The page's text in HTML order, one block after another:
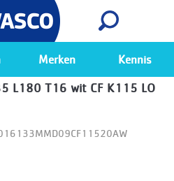
Bekijk
Merken Kennis
L180 T16 wit CF K115 LO